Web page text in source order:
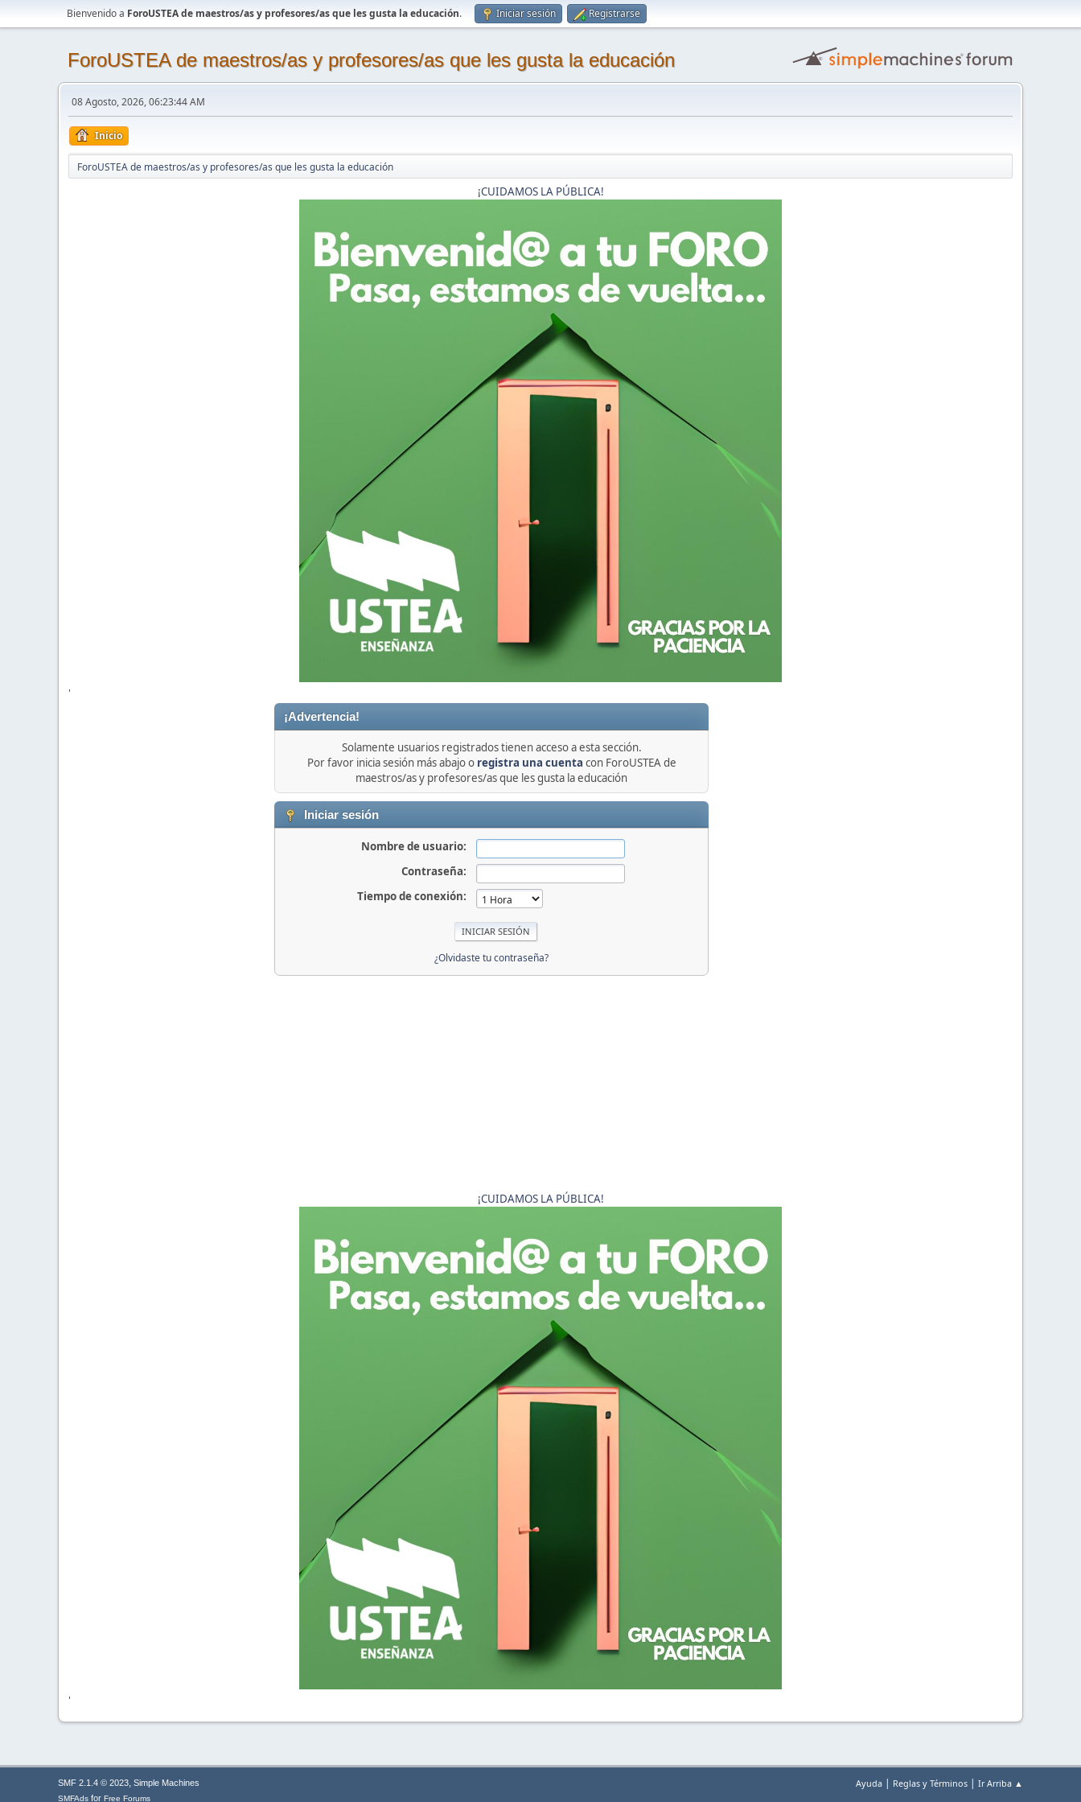
Bienvenido a ForoUSTEA de maestros/as y profesores/as que les gusta la educación. Iniciar sesión Registrarse
ForoUSTEA de maestros/as y profesores/as que les gusta la educación
08 Agosto, 2026, 06:23:44 AM
Inicio
ForoUSTEA de maestros/as y profesores/as que les gusta la educación
¡CUIDAMOS LA PÚBLICA!
'
¡Advertencia!
Solamente usuarios registrados tienen acceso a esta sección.
Por favor inicia sesión más abajo o registra una cuenta con ForoUSTEA de
maestros/as y profesores/as que les gusta la educación
Iniciar sesión
Nombre de usuario:
Contraseña:
Tiempo de conexión:
¿Olvidaste tu contraseña?
¡CUIDAMOS LA PÚBLICA!
'
Ayuda | Reglas y Términos | Ir Arriba ▲
SMF 2.1.4 © 2023, Simple Machines
SMFAds for Free Forums